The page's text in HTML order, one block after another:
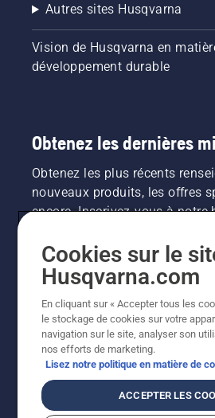
Autres sites Husqvarna
Vision de Husqvarna en
développement durable
Obtenez les dernières
Obtenez les plus récents
nouveaux produits, les offres
encore. Inscrivez-vous à notre
INSCRIPTION À LA
Cookies sur le
Husqvarna.com
En cliquant sur « Accepter tous les
le stockage de cookies sur votre
navigation sur le site, analyser son
nos efforts de marketing.
Lisez notre politique en matière de
ACCEPTER LES